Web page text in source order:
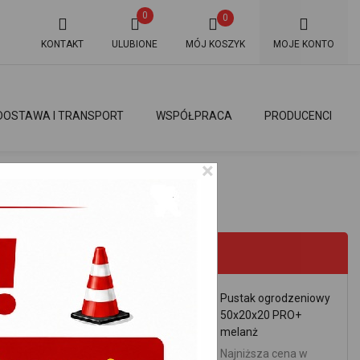
KONTAKT
0
ULUBIONE MÓJ KOSZYK
0
MOJE KONTO
PRODUCENCI
WSPÓŁPRACA
I TRANSPORT
RAL
Pustak ogrodzeniowy
50x20x20 PRO+
melanż
Najniższa cena w
×